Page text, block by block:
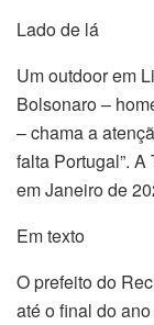
Lado de lá
Um outdoor em
Bolsonaro –
– chama a
falta Portugal”.
em Janeiro de
Em texto
O prefeito do
até o final do